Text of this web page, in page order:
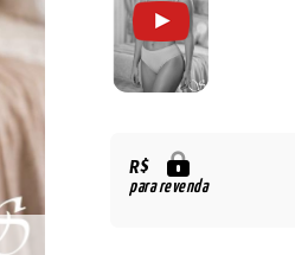
R$
para revenda